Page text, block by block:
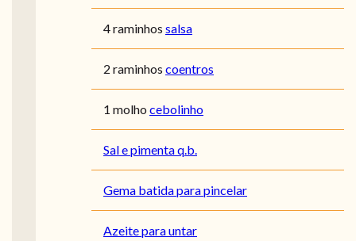
4 raminhos salsa
2 raminhos coentros
1 molho cebolinho
Sal e pimenta q.b.
Gema batida para pincelar
Azeite para untar